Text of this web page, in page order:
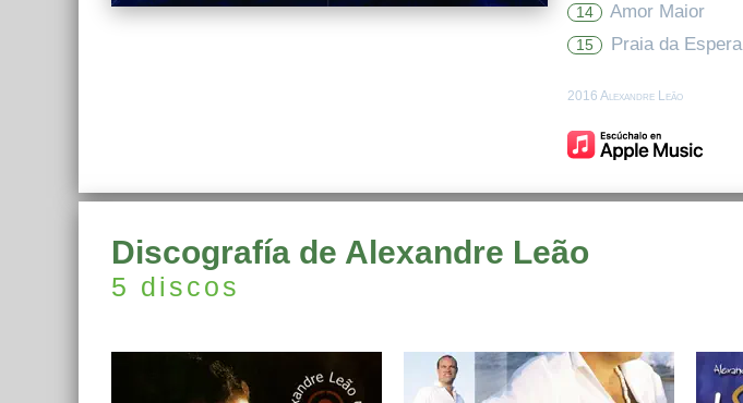
14 Amor Maior
15 Praia da Espera
2016 Alexandre Leão
Discografía de Alexandre Leão
5 discos